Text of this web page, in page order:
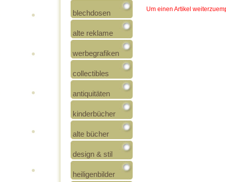
blechdosen
alte reklame
werbegrafiken
collectibles
antiquitäten
kinderbücher
alte bücher
design & stil
heiligenbilder
Um einen Artikel